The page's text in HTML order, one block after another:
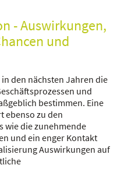
- Auswirkungen,
und
den nächsten Jahren die
und
bestimmen. Eine
ebenso zu den
wie die zunehmende
und ein enger Kontakt
Auswirkungen auf